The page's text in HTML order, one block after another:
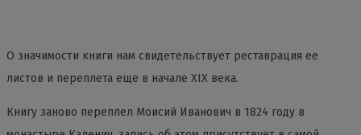
О значимости книги нам свидетельствует реставрация ее
листов и переплета еще в начале XIX века.
Книгу заново переплел Моисий Иванович в 1824 году в